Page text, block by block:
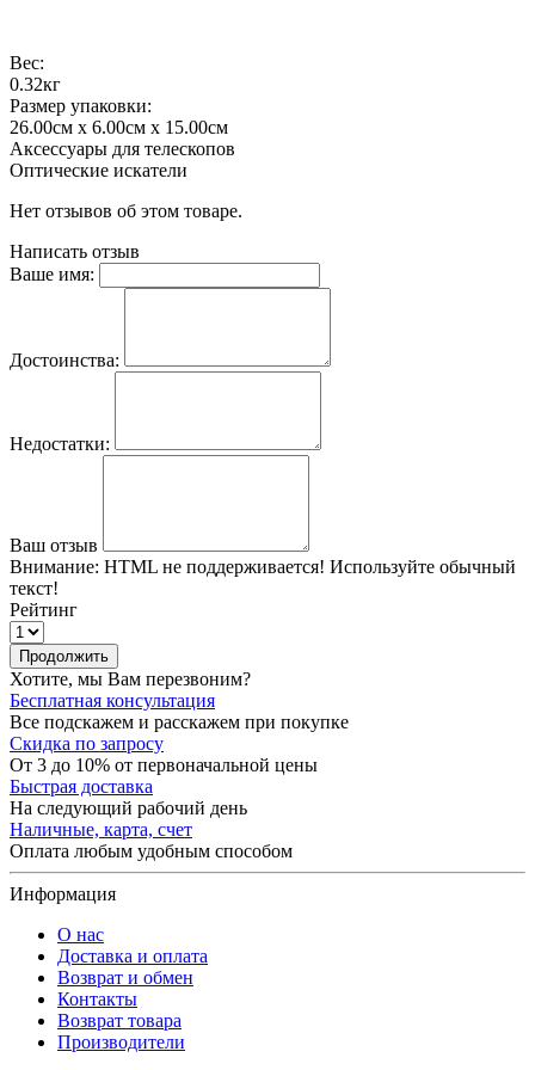
Вес:
0.32кг
Размер упаковки:
26.00см x 6.00см x 15.00см
Аксессуары для телескопов
Оптические искатели
Нет отзывов об этом товаре.
Написать отзыв
Ваше имя:
Достоинства:
Недостатки:
Ваш отзыв
Внимание: HTML не поддерживается! Используйте обычный
текст!
Рейтинг
Продолжить
Хотите, мы Вам перезвоним?
Бесплатная консультация
Все подскажем и расскажем при покупке
Скидка по запросу
От 3 до 10% от первоначальной цены
Быстрая доставка
На следующий рабочий день
Наличные, карта, счет
Оплата любым удобным способом
Информация
О нас
Доставка и оплата
Возврат и обмен
Контакты
Возврат товара
Производители